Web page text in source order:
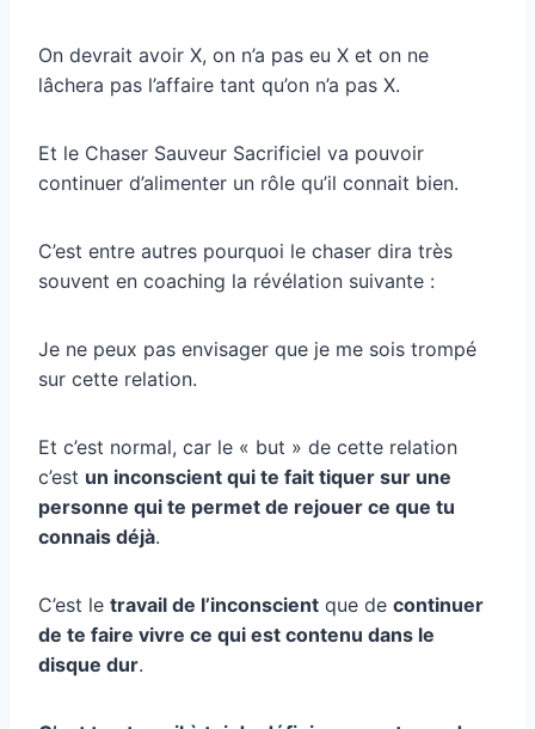
On devrait avoir X, on n’a pas eu X et on ne
lâchera pas l’affaire tant qu’on n’a pas X.
Et le Chaser Sauveur Sacrificiel va pouvoir
continuer d’alimenter un rôle qu’il connait bien.
C’est entre autres pourquoi le chaser dira très
souvent en coaching la révélation suivante :
Je ne peux pas envisager que je me sois trompé
sur cette relation.
Et c’est normal, car le « but » de cette relation
c’est un inconscient qui te fait tiquer sur une
personne qui te permet de rejouer ce que tu
connais déjà.
C’est le travail de l’inconscient que de continuer
de te faire vivre ce qui est contenu dans le
disque dur.